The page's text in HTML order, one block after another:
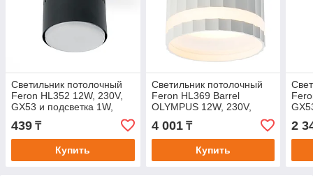
Светильник потолочный
Feron HL352 12W, 230V,
GX53 и подсветка 1W,
4000K, черный
439 ₸
Купить
Светильник потолочный
Feron HL369 Barrel
OLYMPUS 12W, 230V,
GX53, белый
4 001₸
Купить
2